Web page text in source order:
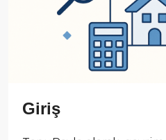
Giriş